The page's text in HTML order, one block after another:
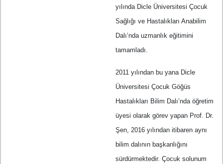
yılında Dicle Üniversitesi Çocuk
Sağlığı ve Hastalıkları Anabilim
Dalı’nda uzmanlık eğitimini
tamamladı.
2011 yılından bu yana Dicle
Üniversitesi Çocuk Göğüs
Hastalıkları Bilim Dalı’nda öğretim
üyesi olarak görev yapan Prof. Dr.
Şen, 2016 yılından itibaren aynı
bilim dalının başkanlığını
sürdürmektedir. Çocuk solunum